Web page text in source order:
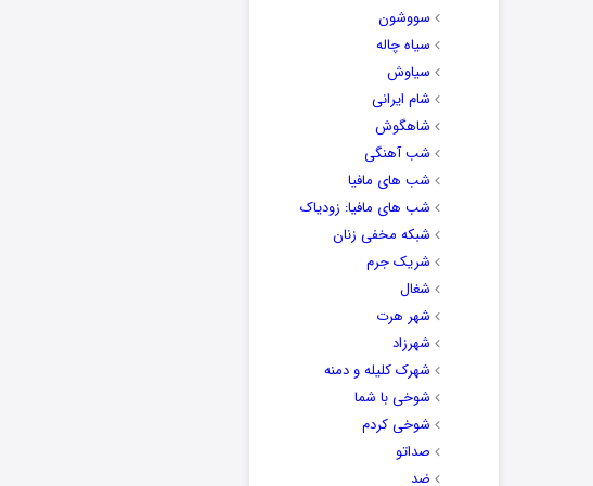
سووشون
سیاه چاله
سیاوش
شام ایرانی
شاهگوش
شب آهنگی
شب های مافیا
شب های مافیا: زودیاک
شبکه مخفی زنان
شریک جرم
شغال
شهر هرت
شهرزاد
شهرک کلیله و دمنه
شوخی با شما
شوخی کردم
صداتو
ضد